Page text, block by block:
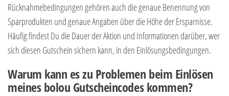
Rücknahmebedingungen gehören auch die genaue Benennung von
Sparprodukten und genaue Angaben über die Höhe der Ersparnisse.
Häufig findest Du die Dauer der Aktion und Informationen darüber, wer
sich diesen Gutschein sichern kann, in den Einlösungsbedingungen.
Warum kann es zu Problemen beim Einlösen
meines bolou Gutscheincodes kommen?